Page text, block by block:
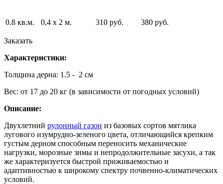
0.8 кв.м. 0,4 х 2 м. 310 руб. 380 руб.
Заказать
Характеристики:
Толщина дерна: 1.5 - 2 см
Вес: от 17 до 20 кг (в зависимости от погодных условий)
Описание:
Двухлетний рулонный газон из базовых сортов мятлика
лугового изумрудно-зеленого цвета, отличающийся крепким
густым дерном способным переносить механические
нагрузки, морозные зимы и непродолжительные засухи, а так
же характеризуется быстрой приживаемостью и
адаптивностью к широкому спектру почвенно-климатических
условий.